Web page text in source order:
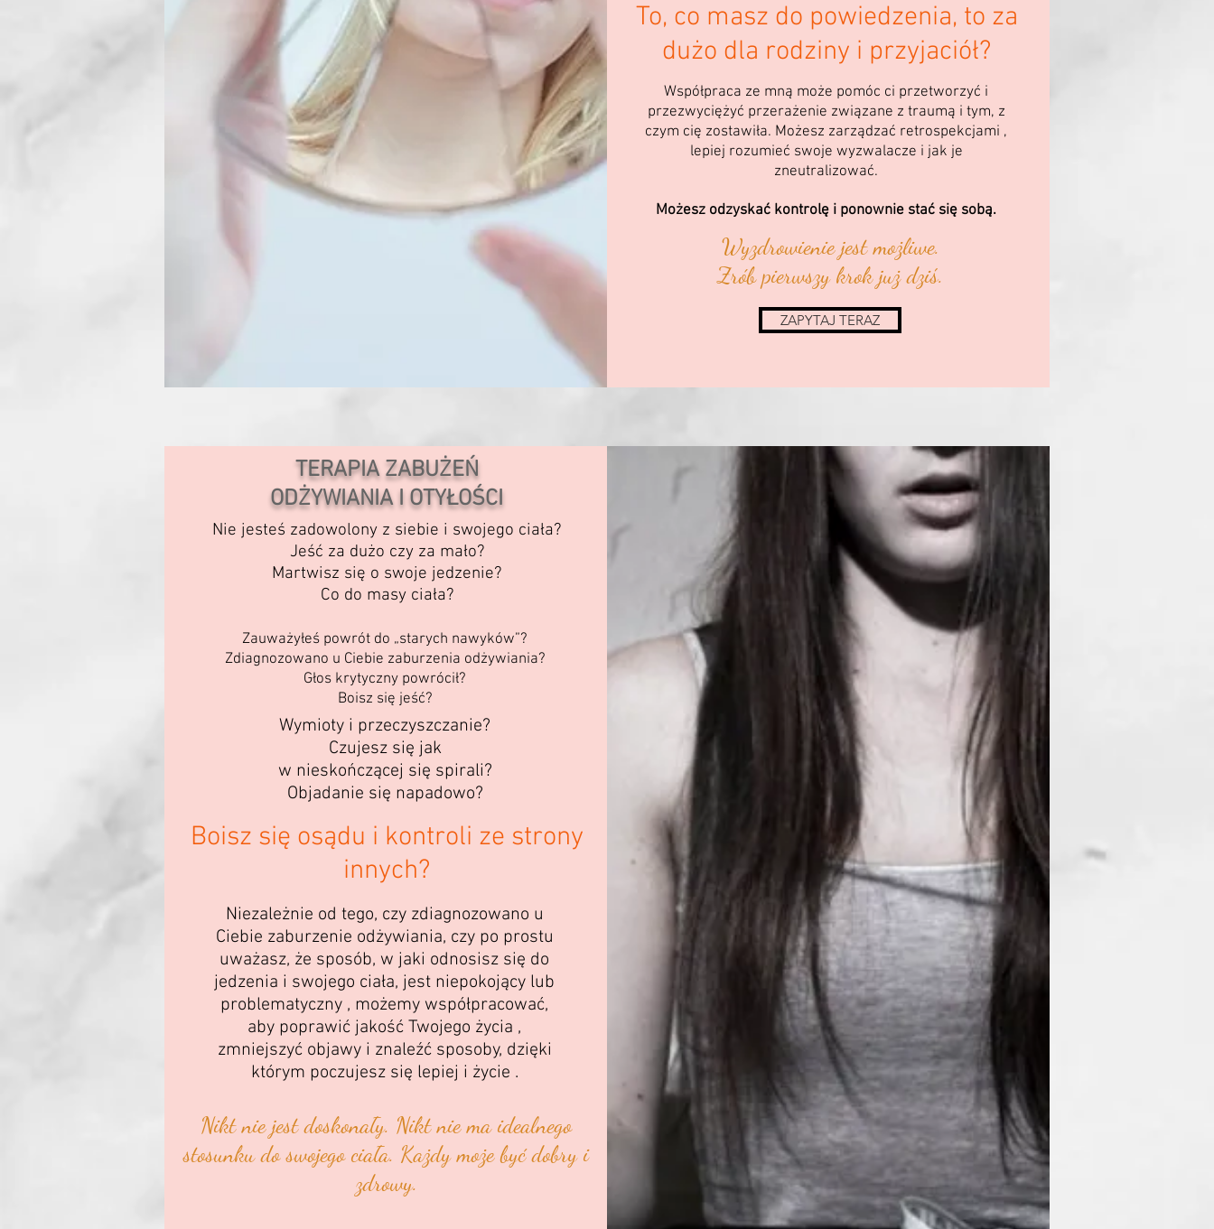
To, co masz do powiedzenia, to za
dużo dla rodziny i przyjaciół?
Współpraca ze mną może pomóc ci przetworzyć i
przezwyciężyć przerażenie związane z traumą i tym, z
czym cię zostawiła. Możesz zarządzać retrospekcjami ,
lepiej rozumieć swoje wyzwalacze i jak je
zneutralizować.
Możesz odzyskać kontrolę i ponownie stać się sobą.
Wyzdrowienie jest możliwe.
Zrób pierwszy krok już dziś.
ZAPYTAJ TERAZ
TERAPIA ZABUŻEŃ
ODŻYWIANIA I OTYŁOŚCI
Nie jesteś zadowolony z siebie i swojego ciała?
Jeść za dużo czy za mało?
Martwisz się o swoje jedzenie?
Co do masy ciała?
Zauważyłeś powrót do „starych nawyków”?
Zdiagnozowano u Ciebie zaburzenia odżywiania?
Głos krytyczny powrócił?
Boisz się jeść?
Wymioty i przeczyszczanie?
Czujesz się jak
w nieskończącej się spirali?
Objadanie się napadowo?
Boisz się osądu i kontroli ze strony
innych?
Niezależnie od tego, czy zdiagnozowano u
Ciebie zaburzenie odżywiania, czy po prostu
uważasz, że sposób, w jaki odnosisz się do
jedzenia i swojego ciała, jest niepokojący lub
problematyczny , możemy współpracować,
aby poprawić jakość Twojego życia ,
zmniejszyć objawy i znaleźć sposoby, dzięki
którym poczujesz się lepiej i życie .
Nikt nie jest doskonały. Nikt nie ma idealnego
stosunku do swojego ciała. Każdy może być dobry i
zdrowy.